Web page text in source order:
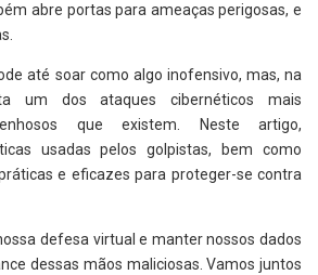
abre portas para ameaças perigosas, e
até soar como algo inofensivo, mas, na
um dos ataques cibernéticos mais
que existem. Neste artigo,
usadas pelos golpistas, bem como
e eficazes para proteger-se contra
defesa virtual e manter nossos dados
dessas mãos maliciosas. Vamos juntos